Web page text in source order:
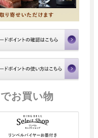
お買い物